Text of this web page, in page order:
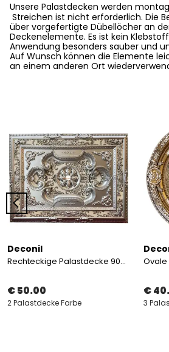
Unsere Palastdecken werden
Streichen ist nicht erforderlich. Die
über vorgefertigte Dübellöcher an
Deckenelemente. Es ist kein
Anwendung besonders sauber und
Auf Wunsch können die Elemente
an einem anderen Ort
Deconil
Rechteckige Palastdecke 90*120 cm
€ 50.00
2 Palastdecke Farbe
Ovale
€
3